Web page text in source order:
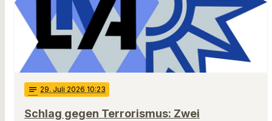
notes 29. Juli 2026 10:23
Schlag gegen Terrorismus: Zwei